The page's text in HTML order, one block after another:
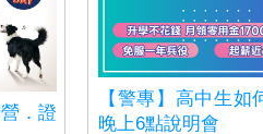
．證
【警專】高中生
晚上6點說明會